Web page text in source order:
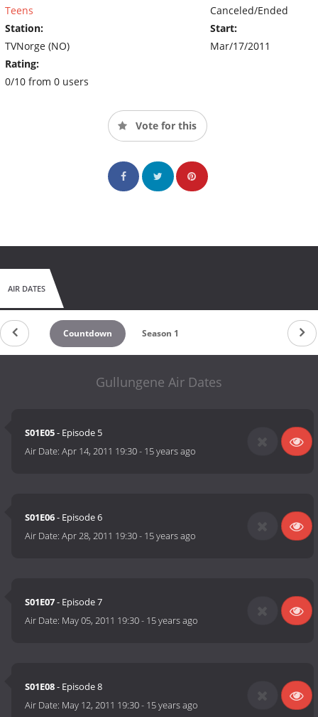
Teens
Station:
TVNorge (NO)
Rating:
0/10 from 0 users
Canceled/Ended
Start:
Mar/17/2011
Vote for this
AIR DATES
Countdown Season 1
Gullungene Air Dates
S01E05- Episode 5
Air Date:Apr 14, 2011 19:30- 15 years ago
S01E06- Episode 6
Air Date:Apr 28, 2011 19:30- 15 years ago
S01E07- Episode 7
Air Date: May 05, 2011 19:30- 15 years ago
S01E08- Episode 8
Air Date: May 12, 2011 19:30- 15 years ago